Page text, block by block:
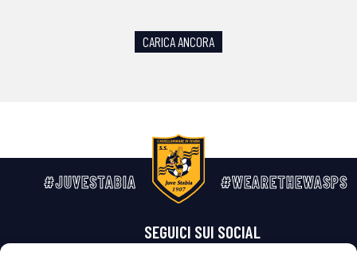
CARICA ANCORA
#JUVESTABIA #WEARETHEWASPS
SEGUICI SUI SOCIAL